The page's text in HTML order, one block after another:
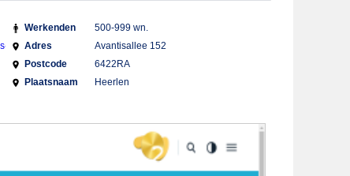
Werkenden
500-999 wn.
Adres
Avantisallee 152
Postcode
6422RA
Plaatsnaam
Heerlen